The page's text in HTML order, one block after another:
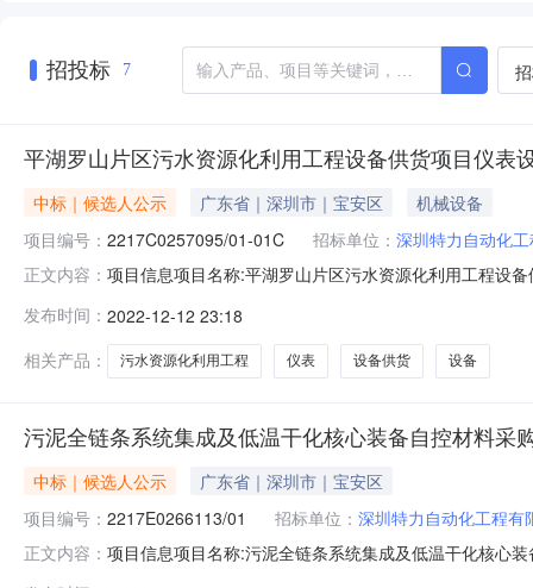
招投标 7
平湖罗山片区污水资源化利用工程设备供货项目仪表
中标｜候选人公示 广东省｜深圳市｜宝安区
机械设备
项目编号： 2217C0257095/01-01C 招标单位： 深圳特力自动化
正文内容： 项目信息项目名称:平湖罗山片区污水资源化利用工程设
罗山片区污水资源化利用工程设备供货项目仪表设备（
发布时间： 2022-12-12 23:18
相关产品：
污水资源化利用工程 仪表 设备供货 设备
污泥全链条系统集成及低温干化核心装备自控材料采
中标｜候选人公示
广东省｜深圳市｜宝安区
项目编号： 2217E0266113/01 招标单位： 深圳特力自动化工程有
正文内容： 项目信息项目名称:污泥全链条系统集成及低温干化核心